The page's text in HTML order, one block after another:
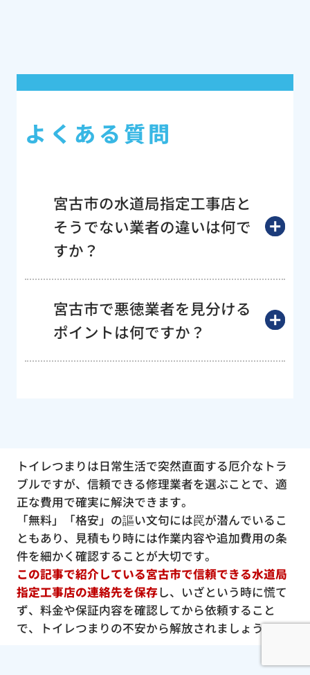
よくある質問
宮古市の水道局指定工事店と
そうでない業者の違いは何で
すか？
宮古市で悪徳業者を見分ける
ポイントは何ですか？
トイレつまりは日常生活で突然直面する厄介なトラ
ブルですが、信頼できる修理業者を選ぶことで、適
正な費用で確実に解決できます。
「無料」「格安」の謳い文句には罠が潜んでいるこ
ともあり、見積もり時には作業内容や追加費用の条
件を細かく確認することが大切です。
この記事で紹介している宮古市で信頼できる水道局
指定工事店の連絡先を保存し、いざという時に慌て
ず、料金や保証内容を確認してから依頼すること
で、トイレつまりの不安から解放されましょう。